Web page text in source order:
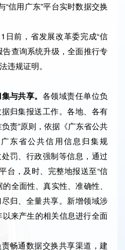
“信用广东”平台实时数据交换
前，省发展改革委完成“信
告查询系统升级，全面推行专
违规证明。
与共享。 各领域责任单位负
归集报送工作。各地、各有
责”原则，依据《广东省公共
东省公共信用信息归集规
罚、行政强制等信息，通过
台，及时、完整地报送至“信
全面性、真实性、准确性、
归、全量共享。新增领域涉
来产生的相关信息进行全面
通数据交换共享渠道，建